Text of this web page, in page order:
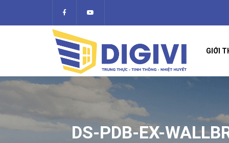
GIỚI
DS-PDB-EX-